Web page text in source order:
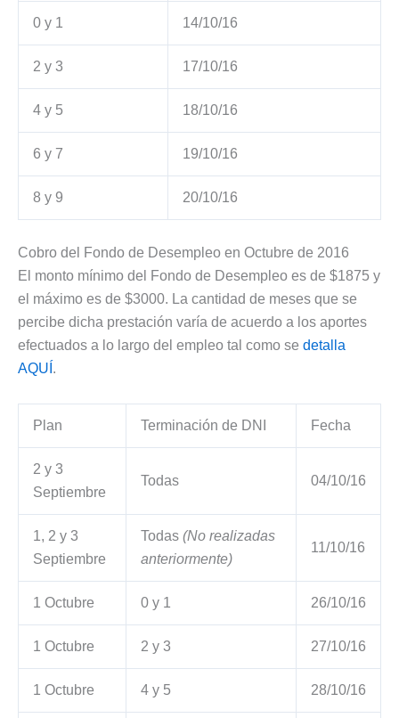
0 y 1 14/10/16
2 y 3 17/10/16
4 y 5 18/10/16
6 y 7 19/10/16
8 y 9 20/10/16
Cobro del Fondo de Desempleo en Octubre de 2016
El monto mínimo del Fondo de Desempleo es de $1875 y
el máximo es de $3000. La cantidad de meses que se
percibe dicha prestación varía de acuerdo a los aportes
efectuados a lo largo del empleo tal como se detalla
AQUÍ .
Plan Terminación de DNI Fecha
2 y 3
Septiembre
Todas 04/10/16
1, 2 y 3
Septiembre
Todas (No realizadas
anteriormente)
11/10/16
1 Octubre 0 y 1 26/10/16
1 Octubre 2 y 3 27/10/16
1 Octubre 4 y 5 28/10/16